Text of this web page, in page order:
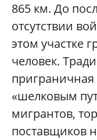
865 км. До
отсутствии
этом участке
человек.
приграничная
«шелковым
мигрантов,
поставщиков